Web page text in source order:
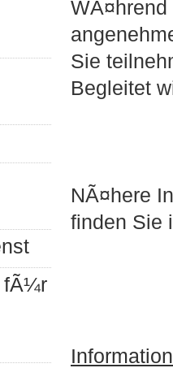
fÃ¼r
Sie
Begleitet
NÃ¤here
finden Sie